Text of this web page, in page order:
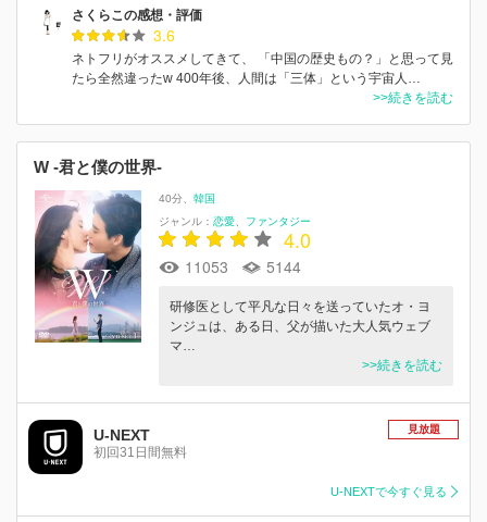
さくらこの感想・評価
3.6
ネトフリがオススメしてきて、 「中国の歴史もの？」と思って見
たら全然違ったw 400年後、人間は「三体」という宇宙人…
>>続きを読む
W -君と僕の世界-
40分
韓国
ジャンル： 恋愛 ファンタジー
4.0
11053 5144
研修医として平凡な日々を送っていたオ・ヨ
ンジュは、ある日、父が描いた大人気ウェブ
マ…
>>続きを読む
U-NEXT
初回31日間無料
見放題
U-NEXTで今すぐ見る